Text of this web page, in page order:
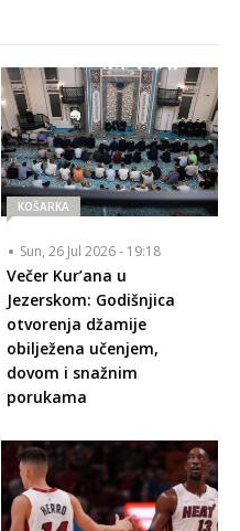
KOŠARKA
Sun, 26 Jul 2026 - 19:18
Večer Kur’ana u
Jezerskom: Godišnjica
otvorenja džamije
obilježena učenjem,
dovom i snažnim
porukama